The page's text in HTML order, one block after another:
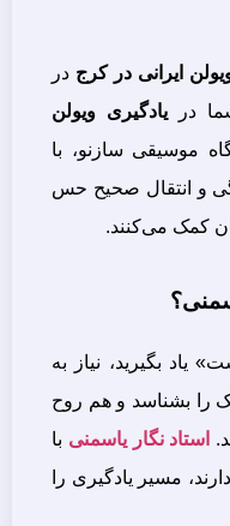
ایرانی در کرج در
در یادگیری ویولن
موسیقی سازنو، با
و انتقال صحیح حس
کمک می‌کنند.
یاد بگیرید، نیاز به
را بشناسد و هم روح
استاد نگار یاسمنی با
مسیر یادگیری را